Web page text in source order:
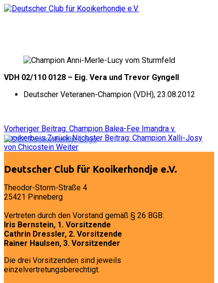
VDH 02/110 0128 – Eig. Vera und Trevor Gyngell
Deutscher Veteranen-Champion (VDH), 23.08.2012
Vorheriger Beitrag: Champion Balea-Fee Imandra v.
KooikerbeisZurück Nächster Beitrag: Champion Xalli-Josy
von Chicostein Weiter
Deutscher Club für Kooikerhondje e.V.
Theodor-Storm-Straße 4
25421 Pinneberg
Vertreten durch den Vorstand gemäß § 26 BGB:
Iris Bernstein, 1. Vorsitzende
Cathrin Dressler, 2. Vorsitzende
Rainer Haulsen, 3. Vorsitzender
Die drei Vorsitzenden sind jeweils
einzelvertretungsberechtigt.